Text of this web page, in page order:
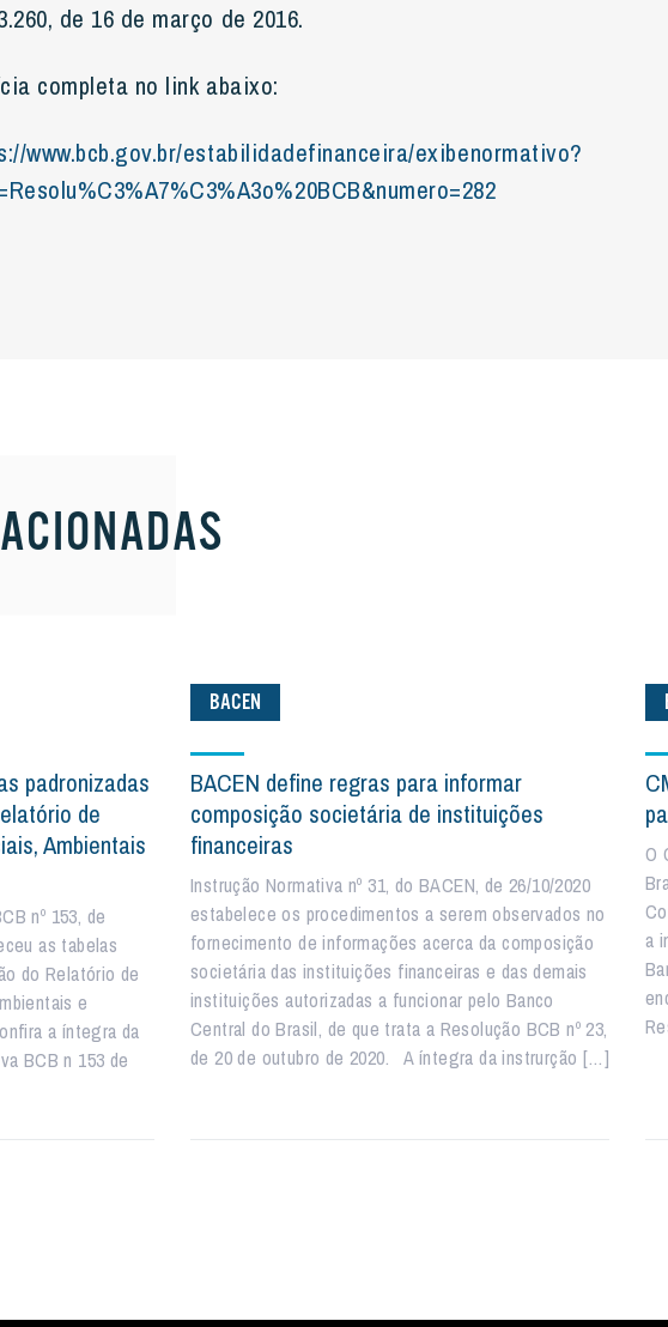
de 16 de março de 2016.
completa no link abaixo:
www.bcb.gov.br/estabilidadefinanceira/exibenormativo?
padronizadas
de
Ambientais
nº 153, de
as tabelas
do Relatório de
e
a íntegra da
BCB n 153 de
BACEN
BACEN define regras para informar
composição societária de instituições
financeiras
Instrução Normativa nº 31, do BACEN, de 26/10/2020
estabelece os procedimentos a serem observados no
fornecimento de informações acerca da composição
societária das instituições financeiras e das demais
instituições autorizadas a funcionar pelo Banco
Central do Brasil, de que trata a Resolução BCB nº 23,
de 20 de outubro de 2020. A íntegra da instrurção […]
O
a